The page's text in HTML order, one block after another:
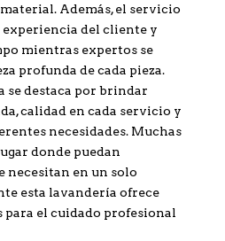
Además, el servicio
del cliente y
mientras expertos se
profunda de cada pieza.
se destaca por brindar
calidad en cada servicio y
necesidades. Muchas
donde puedan
necesitan en un solo
esta lavandería ofrece
el cuidado profesional